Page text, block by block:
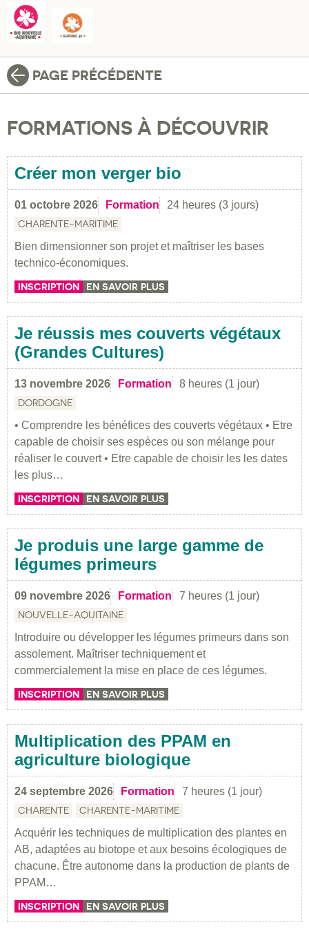
PAGE PRÉCÉDENTE
FORMATIONS À DÉCOUVRIR
Créer mon verger bio
01 octobre 2026 Formation 24 heures (3 jours)
CHARENTE-MARITIME
Bien dimensionner son projet et maîtriser les bases
technico-économiques.
INSCRIPTION EN SAVOIR PLUS
Je réussis mes couverts végétaux
(Grandes Cultures)
13 novembre 2026 Formation 8 heures (1 jour)
DORDOGNE
• Comprendre les bénéfices des couverts végétaux • Etre
capable de choisir ses espèces ou son mélange pour
réaliser le couvert • Etre capable de choisir les les dates
les plus…
INSCRIPTION EN SAVOIR PLUS
Je produis une large gamme de
légumes primeurs
09 novembre 2026 Formation 7 heures (1 jour)
NOUVELLE-AQUITAINE
Introduire ou développer les légumes primeurs dans son
assolement. Maîtriser techniquement et
commercialement la mise en place de ces légumes.
INSCRIPTION EN SAVOIR PLUS
Multiplication des PPAM en
agriculture biologique
24 septembre 2026 Formation 7 heures (1 jour)
CHARENTE CHARENTE-MARITIME
Acquérir les techniques de multiplication des plantes en
AB, adaptées au biotope et aux besoins écologiques de
chacune. Être autonome dans la production de plants de
PPAM…
INSCRIPTION EN SAVOIR PLUS